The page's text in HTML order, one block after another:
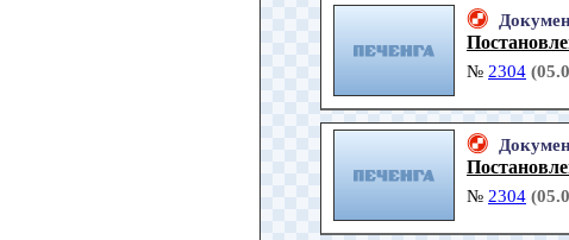
№ 2304
№ 2304